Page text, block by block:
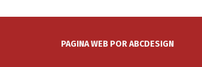
PAGINA WEB POR ABCDESIGN